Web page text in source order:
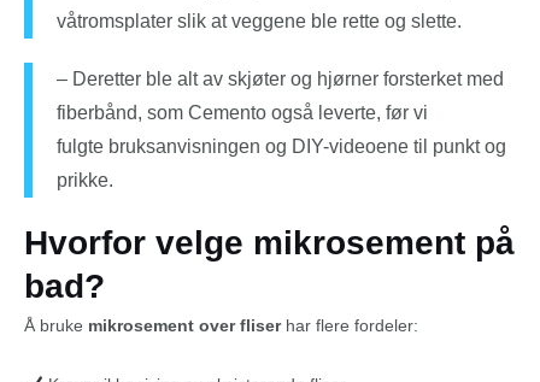
våtromsplater slik at veggene ble rette og slette.
– Deretter ble alt av skjøter og hjørner forsterket med
fiberbånd, som Cemento også leverte, før vi
fulgte bruksanvisningen og DIY-videoene til punkt og
prikke.
Hvorfor velge mikrosement på
bad?
Å bruke mikrosement over fliserhar flere fordeler: